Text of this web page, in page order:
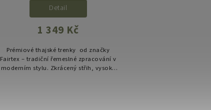
1 349 Kč
Detail
Prémiové thajské trenky od značky
Fairtex – tradiční řemeslné zpracování v
moderním stylu. Zkrácený střih, vysoké